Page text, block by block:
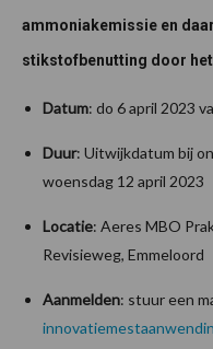
ammoniakemissie en
stikstofbenutting door het
Datum: do 6 april 2023
Duur: Uitwijkdatum bij
woensdag 12 april 2023
Locatie: Aeres MBO
Revisieweg, Emmeloord
Aanmelden: stuur een